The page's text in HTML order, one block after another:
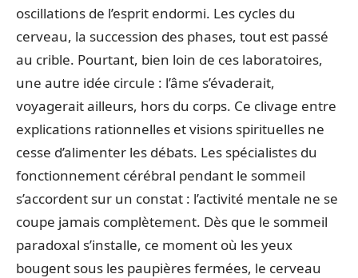
oscillations de l’esprit endormi. Les cycles du
cerveau, la succession des phases, tout est passé
au crible. Pourtant, bien loin de ces laboratoires,
une autre idée circule : l’âme s’évaderait,
voyagerait ailleurs, hors du corps. Ce clivage entre
explications rationnelles et visions spirituelles ne
cesse d’alimenter les débats. Les spécialistes du
fonctionnement cérébral pendant le sommeil
s’accordent sur un constat : l’activité mentale ne se
coupe jamais complètement. Dès que le sommeil
paradoxal s’installe, ce moment où les yeux
bougent sous les paupières fermées, le cerveau